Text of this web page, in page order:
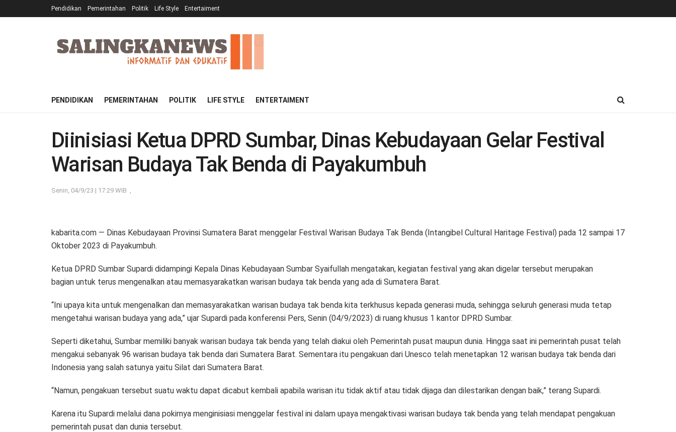
Pendidikan Pemerintahan Politik Life Style Entertaiment
PENDIDIKAN PEMERINTAHAN POLITIK LIFE STYLE ENTERTAIMENT
Diinisiasi Ketua DPRD Sumbar, Dinas Kebudayaan Gelar Festival
Warisan Budaya Tak Benda di Payakumbuh
Senin, 04/9/23 | 17:29 WIB
kabarita.com — Dinas Kebudayaan Provinsi Sumatera Barat menggelar Festival Warisan Budaya Tak Benda (Intangibel Cultural Haritage Festival) pada 12 sampai 17
Oktober 2023 di Payakumbuh.
Ketua DPRD Sumbar Supardi didampingi Kepala Dinas Kebudayaan Sumbar Syaifullah mengatakan, kegiatan festival yang akan digelar tersebut merupakan
bagian untuk terus mengenalkan atau memasyarakatkan warisan budaya tak benda yang ada di Sumatera Barat.
“Ini upaya kita untuk mengenalkan dan memasyarakatkan warisan budaya tak benda kita terkhusus kepada generasi muda, sehingga seluruh generasi muda tetap
mengetahui warisan budaya yang ada,” ujar Supardi pada konferensi Pers, Senin (04/9/2023) di ruang khusus 1 kantor DPRD Sumbar.
Seperti diketahui, Sumbar memiliki banyak warisan budaya tak benda yang telah diakui oleh Pemerintah pusat maupun dunia. Hingga saat ini pemerintah pusat telah
mengakui sebanyak 96 warisan budaya tak benda dari Sumatera Barat. Sementara itu pengakuan dari Unesco telah menetapkan 12 warisan budaya tak benda dari
Indonesia yang salah satunya yaitu Silat dari Sumatera Barat.
“Namun, pengakuan tersebut suatu waktu dapat dicabut kembali apabila warisan itu tidak aktif atau tidak dijaga dan dilestarikan dengan baik,” terang Supardi.
Karena itu Supardi melalui dana pokirnya menginisiasi menggelar festival ini dalam upaya mengaktivasi warisan budaya tak benda yang telah mendapat pengakuan
pemerintah pusat dan dunia tersebut.